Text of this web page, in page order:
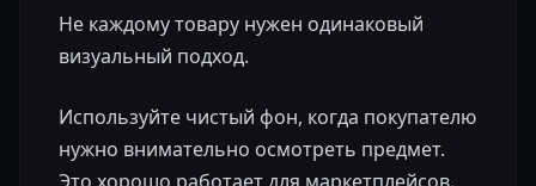
Не каждому товару нужен одинаковый
визуальный подход.
Используйте чистый фон, когда покупателю
нужно внимательно осмотреть предмет.